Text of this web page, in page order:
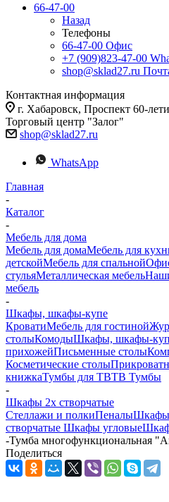
66-47-00
Назад
Телефоны
66-47-00 Офис
+7 (909)823-47-00
shop@sklad27.ru
Контактная информация
г. Хабаровск, Проспект 60-
Торговый центр "Залог"
shop@sklad27.ru
WhatsApp
Главная
-
Каталог
-
Мебель для дома
Мебель для домаМебель для
детскойМебель для спальной
стульяМеталлическая мебель
мебель
-
Шкафы, шкафы-купе
КроватиМебель для гостиной
столыКомодыШкафы, шкафы-
прихожейПисьменные столы
Косметические столы
книжкаТумбы для ТВТВ Тумбы
-
Шкафы 2х створчатые
Стеллажи и полкиПеналыШкафы
створчатые Шкафы угловые
-Тумба многофункциональная
Поделиться